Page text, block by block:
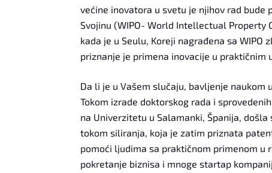
većine inovatora u svetu je njihov rad
Svojinu (WIPO- World Intellectual Property
kada je u Seulu, Koreji nagrađena sa
priznanje je primena inovacije u praktičnim
Da li je u Vašem slučaju, bavljenje
Tokom izrade doktorskog rada i
na Univerzitetu u Salamanki, Španija,
tokom siliranja, koja je zatim priznata
pomoći ljudima sa praktičnom primenom u
pokretanje biznisa i mnoge startap